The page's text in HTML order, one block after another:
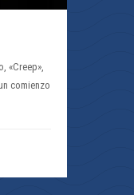
«Creep»,
comienzo